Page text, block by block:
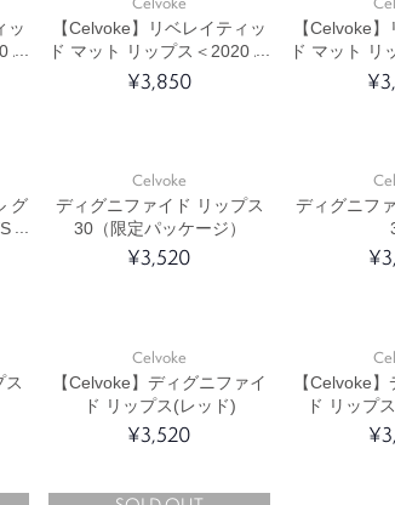
ッ
A/
)
【Celvoke】リベレイティッ
ド マット リップス＜2020 A/
W Collection＞(ブリックブラ
ウン)
¥3,850
【Celvoke
ド マット リ
W Collection
グ
C
Celvoke
ディグニファイド リップス
30（限定パッケージ）
¥3,520
ディグニフ
ス
Celvoke
【Celvoke】ディグニファイ
ド リップス(レッド)
¥3,520
【Celvoke
ド リップ